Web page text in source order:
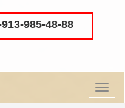
985-48-88